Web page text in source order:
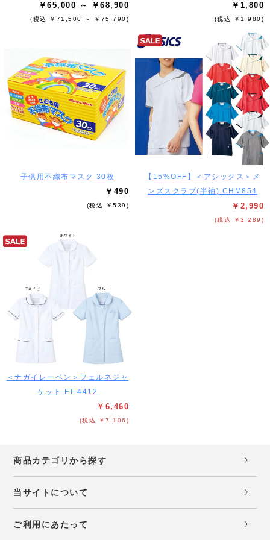
￥65,000 ～ ￥68,900
(税込 ￥71,500 ～ ￥75,790)
￥1,800
(税込 ￥1,980)
子供用不織布マスク 30枚
￥490
(税込 ￥539)
【15%OFF】＜アシックス＞メ
ンズスクラブ(半袖) CHM854
￥2,990
(税込 ￥3,289)
＜ナガイレーベン＞フェルネジャ
ケット FT-4412
￥6,460
(税込 ￥7,106)
商品カテゴリから探す
当サイトについて
ご利用にあたって